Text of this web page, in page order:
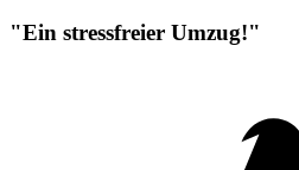
"Ein stressfreier Umzug!"